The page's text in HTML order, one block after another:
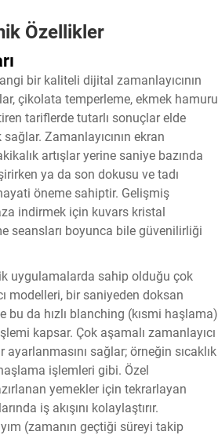
Özellikler
bir kaliteli dijital zamanlayıcının
çikolata temperleme, ekmek hamuru
tariflerde tutarlı sonuçlar elde
Zamanlayıcının ekran
artışlar yerine saniye bazında
ya da son dokusu ve tadı
öneme sahiptir. Gelişmiş
indirmek için kuvars kristal
seansları boyunca bile güvenilirliği
uygulamalarda sahip olduğu çok
modelleri, bir saniyeden doksan
bu da hızlı blanching (kısmi haşlama)
kapsar. Çok aşamalı zamanlayıcı
sağlar; örneğin sıcaklık
işlemleri gibi. Özel
yemekler için tekrarlayan
iş akışını kolaylaştırır.
(zamanın geçtiği süreyi takip